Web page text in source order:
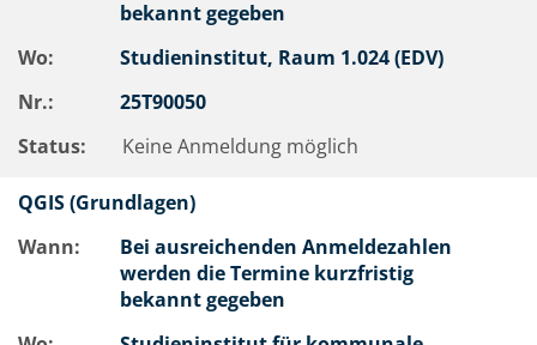
bekannt gegeben
Wo:
Studieninstitut, Raum 1.024 (EDV)
Nr.:
25T90050
Status:
Keine Anmeldung möglich
QGIS (Grundlagen)
Wann:
Bei ausreichenden Anmeldezahlen
werden die Termine kurzfristig
bekannt gegeben